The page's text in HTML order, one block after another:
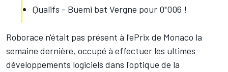
Qualifs - Buemi bat Vergne pour 0"006 !
Roborace n'était pas présent à l'ePrix de Monaco la
semaine dernière, occupé à effectuer les ultimes
développements logiciels dans l'optique de la